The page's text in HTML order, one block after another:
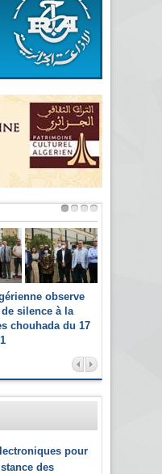
observe
silence à la
chouhada du 17
pour
des